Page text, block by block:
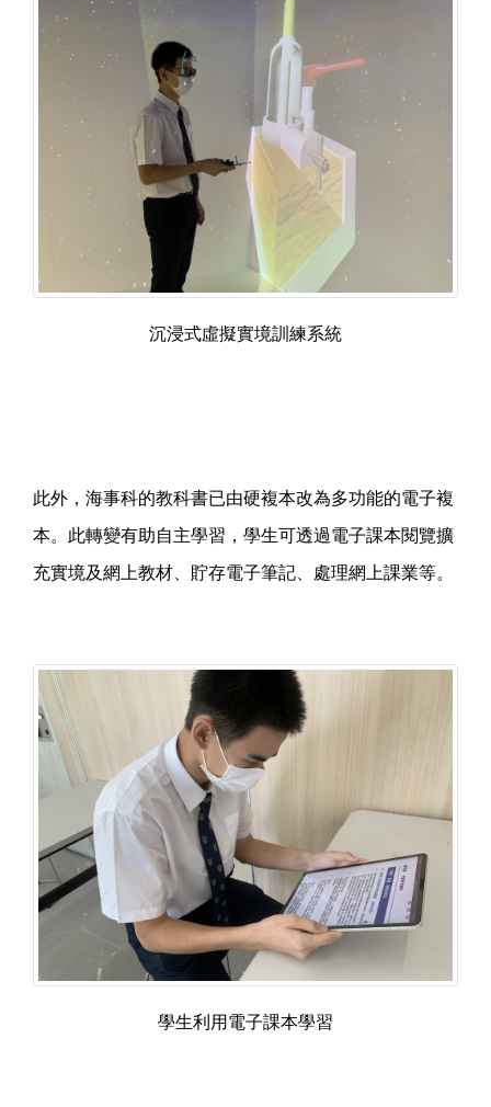
沉浸式虛擬實境訓練系統
此外，海事科的教科書已由硬複本改為多功能的電子複
本。此轉變有助自主學習，學生可透過電子課本閱覽擴
充實境及網上教材、貯存電子筆記、處理網上課業等。
學生利用電子課本學習